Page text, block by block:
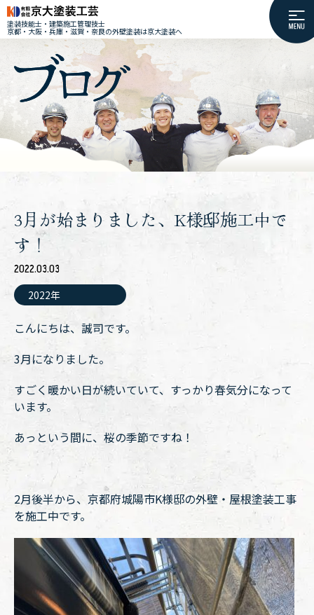
塗装技能士・建築施工管理技士
京都・大阪・兵庫・滋賀・奈良の外壁塗装は京大塗装へ
3月が始まりました、K様邸施工中で
す！
2022.03.03
2022年
こんにちは、誠司です。
3月になりました。
すごく暖かい日が続いていて、すっかり春気分になって
います。
あっという間に、桜の季節ですね！
2月後半から、京都府城陽市K様邸の外壁・屋根塗装工事
を施工中です。